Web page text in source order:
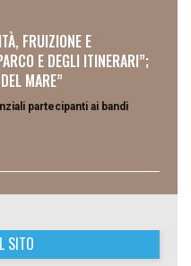
FRUIZIONE E
E DEGLI ITINERARI”;
MARE”
partecipanti ai bandi
SITO